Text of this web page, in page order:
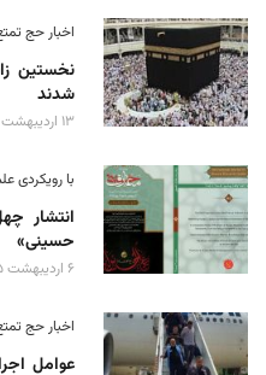
اخبار حج تمتع ۱۴۴۷
شدند
۱۳ اردیبهشت ۱۴۰۵
با رویکردی
انتشار
حسینی»
۶ اردیبهشت ۱۴۰۵
اخبار حج تمتع ۱۴۴۷